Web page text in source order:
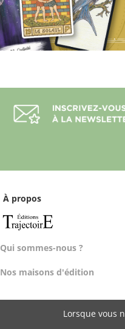
Lorsque vous
À propos
Qui sommes-nous ?
Nos maisons d'édition